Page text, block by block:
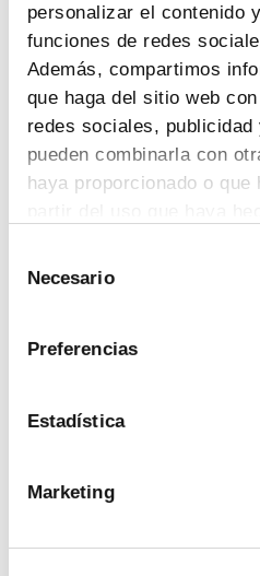
personalizar el contenido
funciones de redes
Además, compartimos
que haga del sitio web
redes sociales,
pueden combinarla con
haya proporcionado o que
Para más información
Necesario
Preferencias
Estadística
Marketing
INDICADORES
El valor estratégico de
farmacéutica (2024)
ver más
Encuesta de empleo en
ver más